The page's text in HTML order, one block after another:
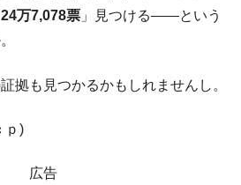
ズ挑戦の歴史。松山以前に最高位
24万7,078票 」見つける――という
拠も見つかるかもしれませんし。
ｐ)
広告